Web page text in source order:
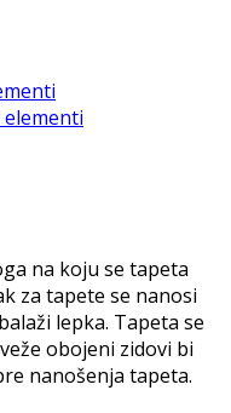
na koju se tapeta
za tapete se nanosi
lepka. Tapeta se
obojeni zidovi bi
nanošenja tapeta.